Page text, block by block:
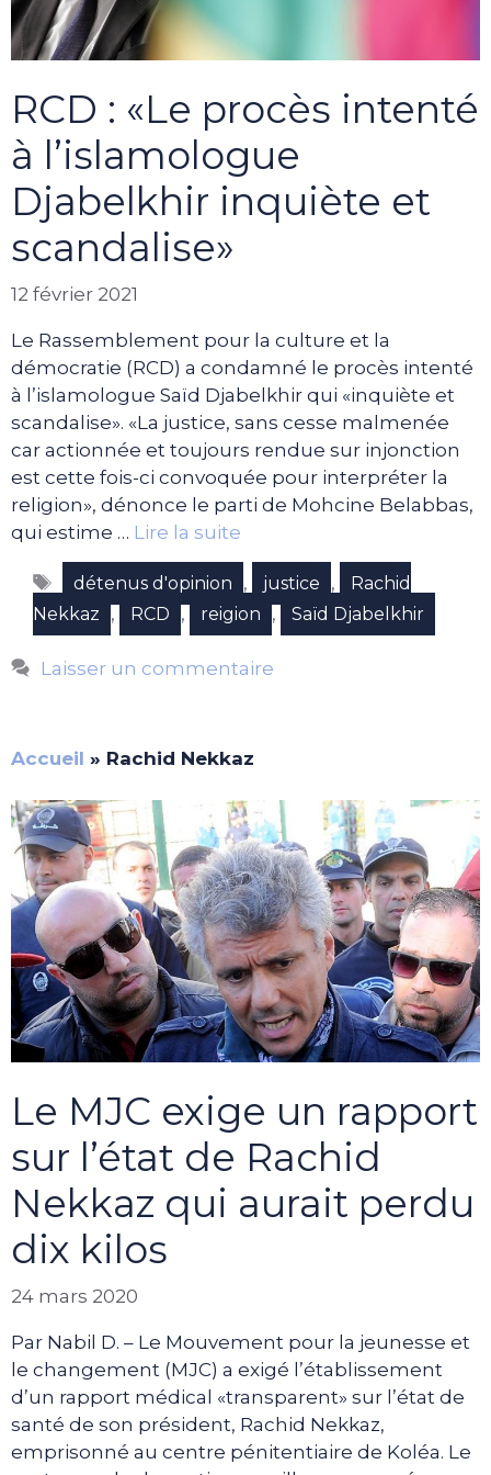
RCD : «Le procès intenté
à l’islamologue
Djabelkhir inquiète et
scandalise»
12 février 2021
Le Rassemblement pour la culture et la
démocratie (RCD) a condamné le procès intenté
à l’islamologue Saïd Djabelkhir qui «inquiète et
scandalise». «La justice, sans cesse malmenée
car actionnée et toujours rendue sur injonction
est cette fois-ci convoquée pour interpréter la
religion», dénonce le parti de Mohcine Belabbas,
qui estime … Lire la suite
Étiquettes
détenus d'opinion , justice ,
Rachid
Nekkaz
, RCD , reigion , Saïd Djabelkhir
Laisser un commentaire
Accueil » Rachid Nekkaz
Le MJC exige un rapport
sur l’état de Rachid
Nekkaz qui aurait perdu
dix kilos
24 mars 2020
Par Nabil D. – Le Mouvement pour la jeunesse et
le changement (MJC) a exigé l’établissement
d’un rapport médical «transparent» sur l’état de
santé de son président, Rachid Nekkaz,
emprisonné au centre pénitentiaire de Koléa. Le